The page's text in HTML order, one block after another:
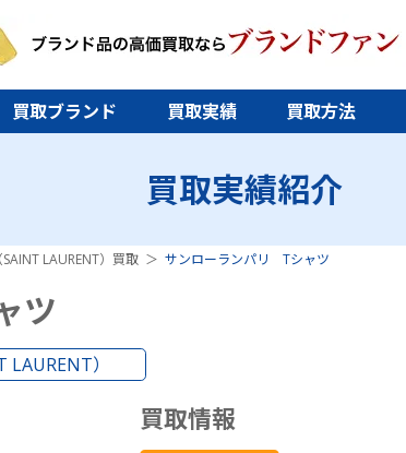
買取ブランド 買取実績 買取方法
買取実績紹介
LAURENT）買取 サンローランパリ Tシャツ
ツ
）
買取情報